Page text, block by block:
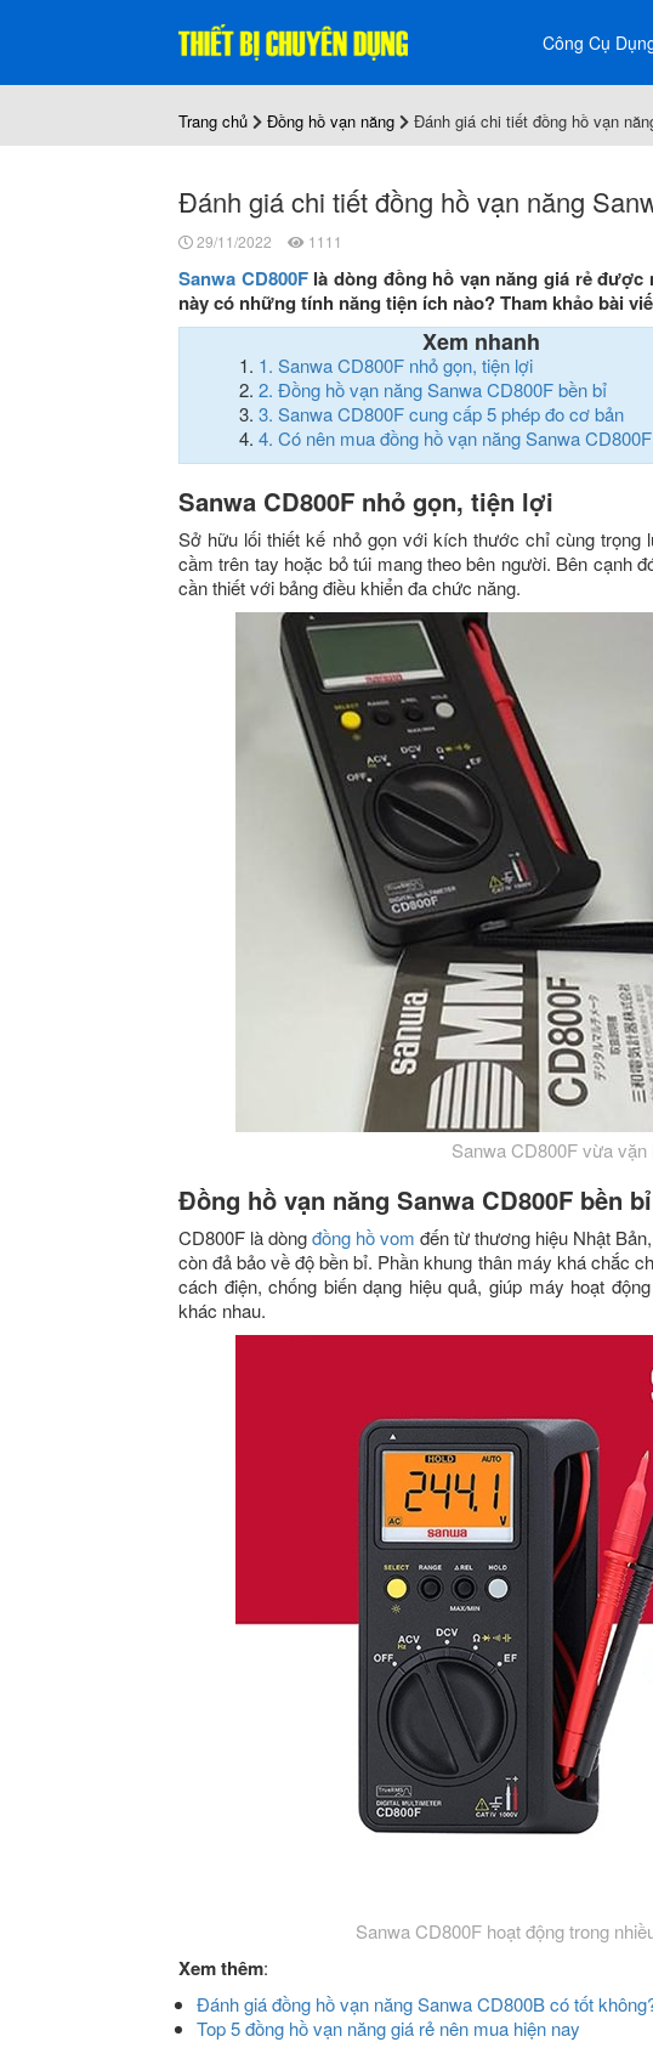
Công Cụ
Trang chủ Đồng hồ vạn năng Đánh giá chi tiết đồng hồ vạn
Đánh giá chi tiết đồng hồ vạn năng
29/11/2022 1111
Sanwa CD800Flà dòng đồng hồ vạn năng giá rẻ được
này có những tính năng tiện ích nào? Tham khảo bài
Xem nhanh
1. Sanwa CD800F nhỏ gọn, tiện lợi
2. Đồng hồ vạn năng Sanwa CD800F bền bỉ
3. Sanwa CD800F cung cấp 5 phép đo cơ bản
4. Có nên mua đồng hồ vạn năng Sanwa
Sanwa CD800F nhỏ gọn, tiện lợi
Sở hữu lối thiết kế nhỏ gọn với kích thước chỉ cùng trọng
cầm trên tay hoặc bỏ túi mang theo bên người. Bên cạnh
cần thiết với bảng điều khiển đa chức năng.
Sanwa CD800F vừa vặn
Đồng hồ vạn năng Sanwa CD800F bền bỉ
CD800F là dòngđồng hồ vom đến từ thương hiệu Nhật
còn đả bảo về độ bền bỉ. Phần khung thân máy khá chắc
cách điện, chống biến dạng hiệu quả, giúp máy hoạt
khác nhau.
Sanwa CD800F hoạt động trong
Xem thêm:
Đánh giá đồng hồ vạn năng Sanwa CD800B có tốt
Top 5 đồng hồ vạn năng giá rẻ nên mua hiện nay